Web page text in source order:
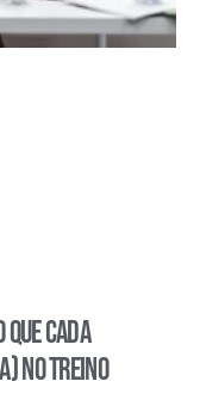
cada
no treino